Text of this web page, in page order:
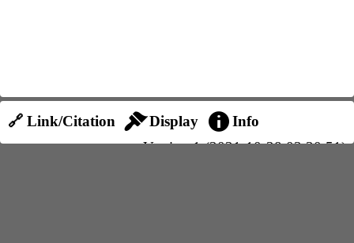
🔗 Link/Citation Display
Info
Version 1 (2021-10-28 03:30:51)